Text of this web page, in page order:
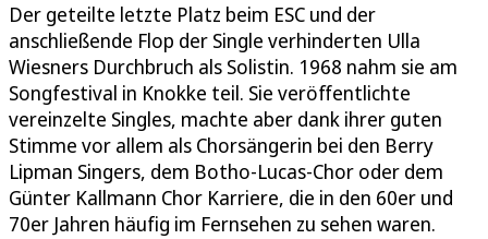
Der geteilte letzte Platz beim ESC und der
anschließende Flop der Single verhinderten Ulla
Wiesners Durchbruch als Solistin. 1968 nahm sie am
Songfestival in Knokke teil. Sie veröffentlichte
vereinzelte Singles, machte aber dank ihrer guten
Stimme vor allem als Chorsängerin bei den Berry
Lipman Singers, dem Botho-Lucas-Chor oder dem
Günter Kallmann Chor Karriere, die in den 60er und
70er Jahren häufig im Fernsehen zu sehen waren.